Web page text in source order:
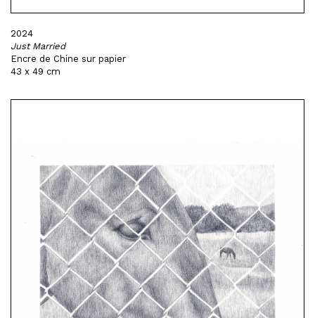
2024
Just Married
Encre de Chine sur papier
43 x 49 cm